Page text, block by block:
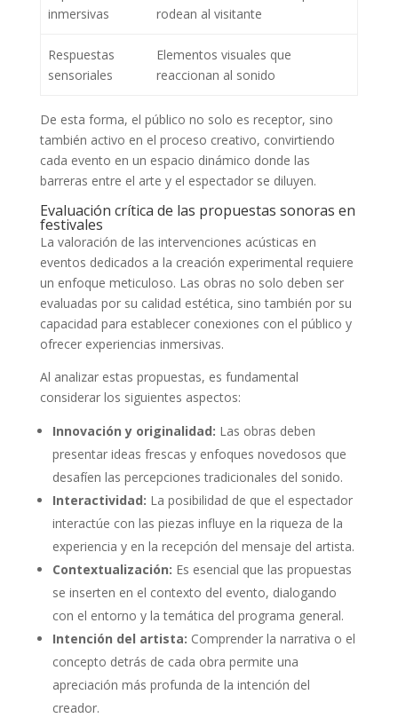
inmersivas
rodean al visitante
Respuestas
sensoriales
Elementos visuales que
reaccionan al sonido
De esta forma, el público no solo es receptor, sino
también activo en el proceso creativo, convirtiendo
cada evento en un espacio dinámico donde las
barreras entre el arte y el espectador se diluyen.
Evaluación crítica de las propuestas sonoras en
festivales
La valoración de las intervenciones acústicas en
eventos dedicados a la creación experimental requiere
un enfoque meticuloso. Las obras no solo deben ser
evaluadas por su calidad estética, sino también por su
capacidad para establecer conexiones con el público y
ofrecer experiencias inmersivas.
Al analizar estas propuestas, es fundamental
considerar los siguientes aspectos:
Innovación y originalidad: Las obras deben
presentar ideas frescas y enfoques novedosos que
desafíen las percepciones tradicionales del sonido.
Interactividad: La posibilidad de que el espectador
interactúe con las piezas influye en la riqueza de la
experiencia y en la recepción del mensaje del artista.
Contextualización: Es esencial que las propuestas
se inserten en el contexto del evento, dialogando
con el entorno y la temática del programa general.
Intención del artista: Comprender la narrativa o el
concepto detrás de cada obra permite una
apreciación más profunda de la intención del
creador.